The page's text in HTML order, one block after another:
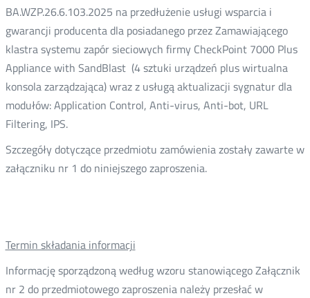
BA.WZP.26.6.103.2025 na przedłużenie usługi wsparcia i
gwarancji producenta dla posiadanego przez Zamawiającego
klastra systemu zapór sieciowych firmy CheckPoint 7000 Plus
Appliance with SandBlast (4 sztuki urządzeń plus wirtualna
konsola zarządzająca) wraz z usługą aktualizacji sygnatur dla
modułów: Application Control, Anti-virus, Anti-bot, URL
Filtering, IPS.
Szczegóły dotyczące przedmiotu zamówienia zostały zawarte w
załączniku nr 1 do niniejszego zaproszenia.
Termin składania informacji
Informację sporządzoną według wzoru stanowiącego Załącznik
nr 2 do przedmiotowego zaproszenia należy przesłać w